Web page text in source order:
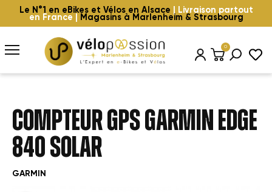
Le N°1 en eBikes et Vélos en Alsace | Livraison partout
en France | Magasins à Marlenheim & Strasbourg
0
COMPTEUR GPS GARMIN EDGE
840 SOLAR
GARMIN